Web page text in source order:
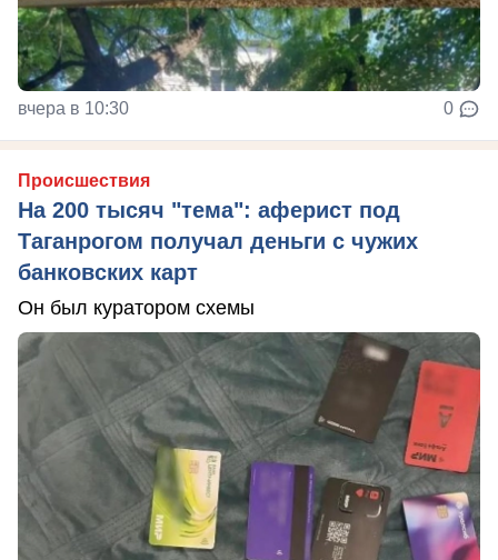
вчера в 10:30 0
Происшествия
На 200 тысяч "тема": аферист под
Таганрогом получал деньги с чужих
банковских карт
Он был куратором схемы